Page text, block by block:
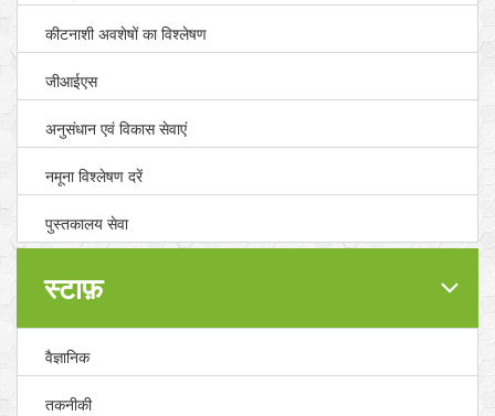
कीटनाशी अवशेषों का विश्लेषण
जीआईएस
अनुसंधान एवं विकास सेवाएं
नमूना विश्लेषण दरें
पुस्तकालय सेवा
स्टाफ़
वैज्ञानिक
तकनीकी